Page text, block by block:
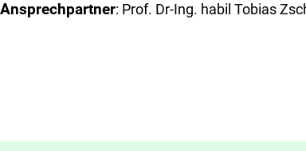
Ansprechpartner: Prof. Dr-Ing. habil Tobias